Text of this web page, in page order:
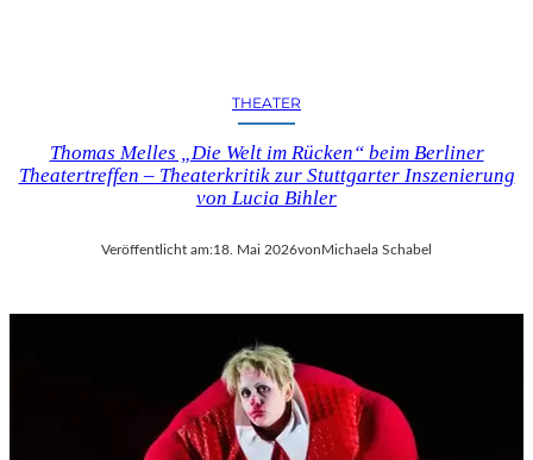
M
E
R
THEATER
Thomas Melles „Die Welt im Rücken“ beim Berliner
Theatertreffen – Theaterkritik zur Stuttgarter Inszenierung
von Lucia Bihler
Veröffentlicht am:18. Mai 2026vonMichaela Schabel